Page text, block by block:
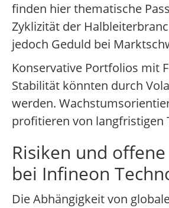
finden hier thematische
Zyklizität der
jedoch Geduld bei
Konservative Portfolios mit
Stabilität könnten durch
werden.
profitieren von langfristigen
Risiken und offene
bei Infineon
Die Abhängigkeit von